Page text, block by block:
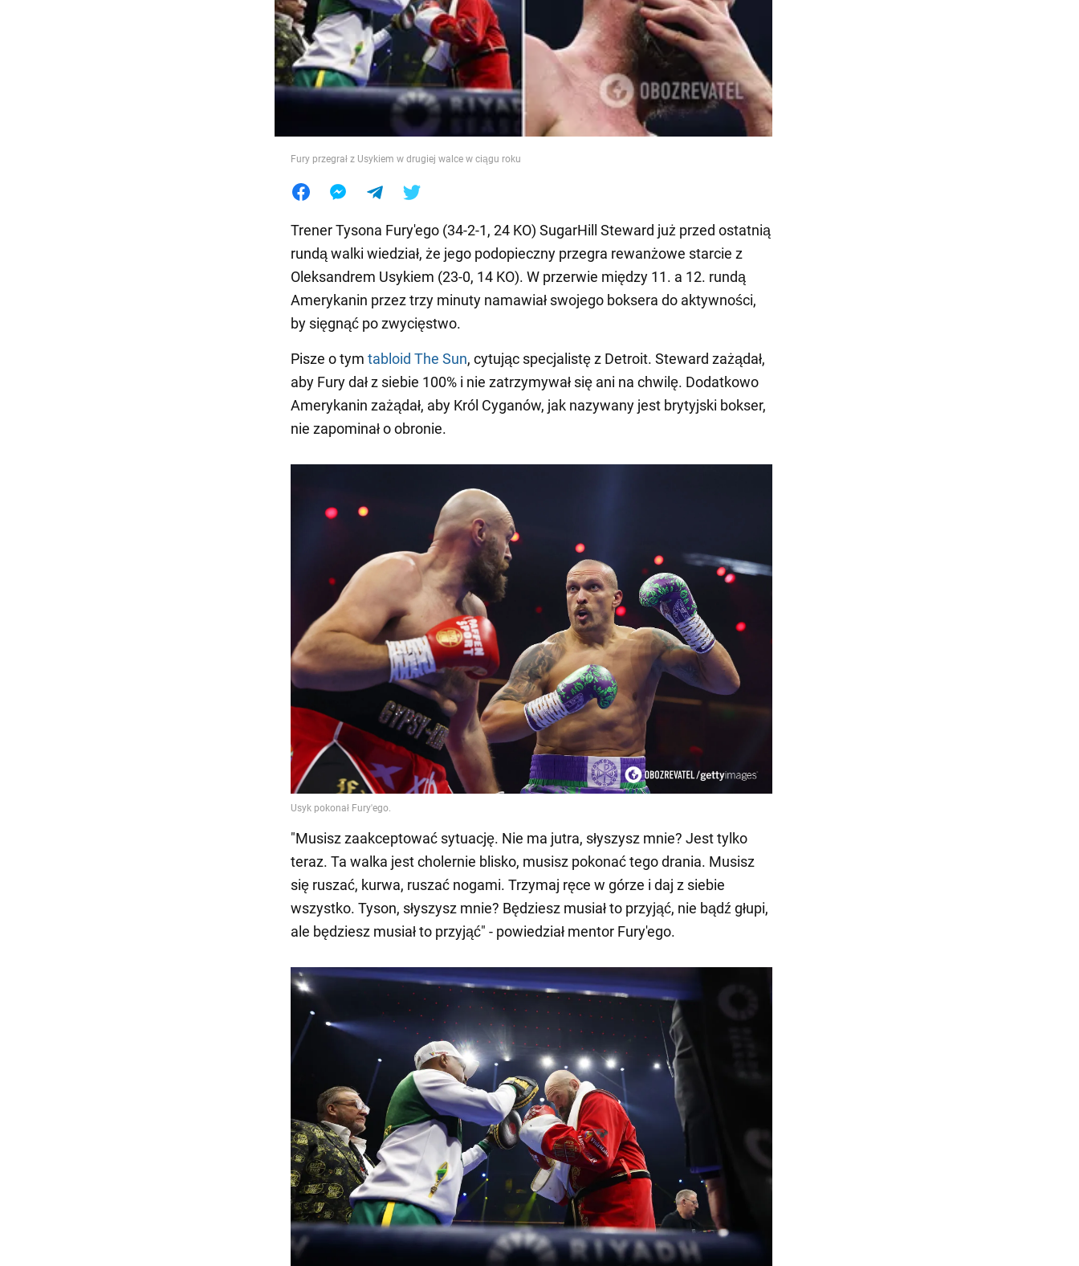
Jedzenie
Fury przegrał z Usykiem w drugiej walce w ciągu roku
Trener Tysona Fury'ego (34-2-1, 24 KO) SugarHill Steward już przed ostatnią
rundą walki wiedział, że jego podopieczny przegra rewanżowe starcie z
Oleksandrem Usykiem (23-0, 14 KO). W przerwie między 11. a 12. rundą
Amerykanin przez trzy minuty namawiał swojego boksera do aktywności,
by sięgnąć po zwycięstwo.
Pisze o tym tabloid The Sun, cytując specjalistę z Detroit. Steward zażądał,
aby Fury dał z siebie 100% i nie zatrzymywał się ani na chwilę. Dodatkowo
Amerykanin zażądał, aby Król Cyganów, jak nazywany jest brytyjski bokser,
nie zapominał o obronie.
"Musisz zaakceptować sytuację. Nie ma jutra, słyszysz mnie? Jest tylko
teraz. Ta walka jest cholernie blisko, musisz pokonać tego drania. Musisz
się ruszać, kurwa, ruszać nogami. Trzymaj ręce w górze i daj z siebie
wszystko. Tyson, słyszysz mnie? Będziesz musiał to przyjąć, nie bądź głupi,
ale będziesz musiał to przyjąć" - powiedział mentor Fury'ego.